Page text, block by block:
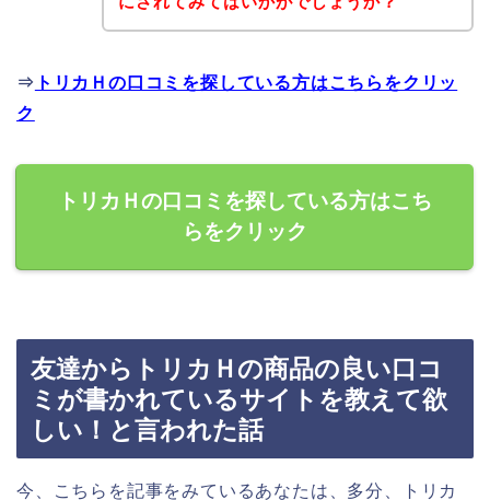
⇒ トリカＨの口コミを探している方はこちらをクリッ
ク
トリカＨの口コミを探している方はこち
らをクリック
友達からトリカＨの商品の良い口コ
ミが書かれているサイトを教えて欲
しい！と言われた話
今、こちらを記事をみているあなたは、多分、トリカ